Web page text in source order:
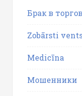
Брак в
Zobārsti
Medicīna
Мошенники